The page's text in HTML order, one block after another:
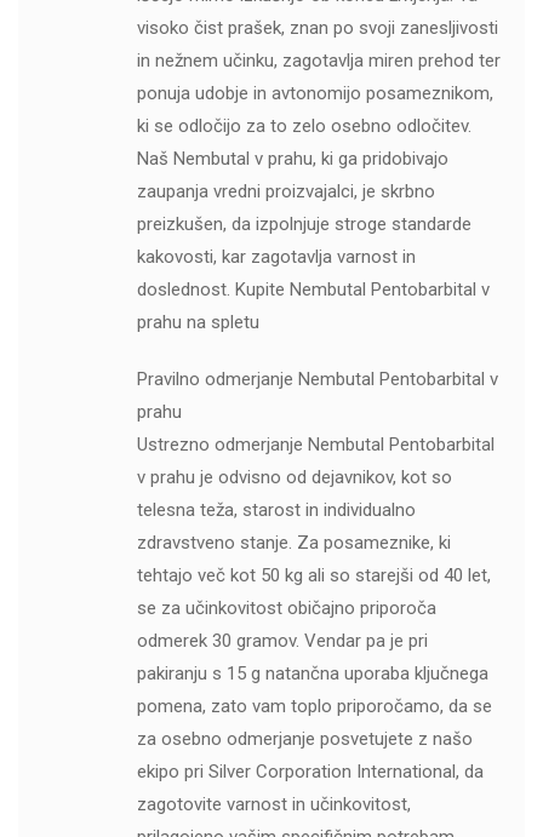
visoko čist prašek, znan po svoji zanesljivosti
in nežnem učinku, zagotavlja miren prehod ter
ponuja udobje in avtonomijo posameznikom,
ki se odločijo za to zelo osebno odločitev.
Naš Nembutal v prahu, ki ga pridobivajo
zaupanja vredni proizvajalci, je skrbno
preizkušen, da izpolnjuje stroge standarde
kakovosti, kar zagotavlja varnost in
doslednost. Kupite Nembutal Pentobarbital v
prahu na spletu
Pravilno odmerjanje Nembutal Pentobarbital v
prahu
Ustrezno odmerjanje Nembutal Pentobarbital
v prahu je odvisno od dejavnikov, kot so
telesna teža, starost in individualno
zdravstveno stanje. Za posameznike, ki
tehtajo več kot 50 kg ali so starejši od 40 let,
se za učinkovitost običajno priporoča
odmerek 30 gramov. Vendar pa je pri
pakiranju s 15 g natančna uporaba ključnega
pomena, zato vam toplo priporočamo, da se
za osebno odmerjanje posvetujete z našo
ekipo pri Silver Corporation International, da
zagotovite varnost in učinkovitost,